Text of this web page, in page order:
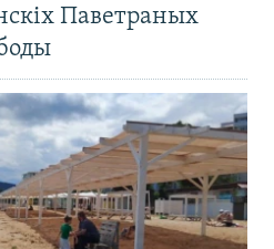
Паветраных